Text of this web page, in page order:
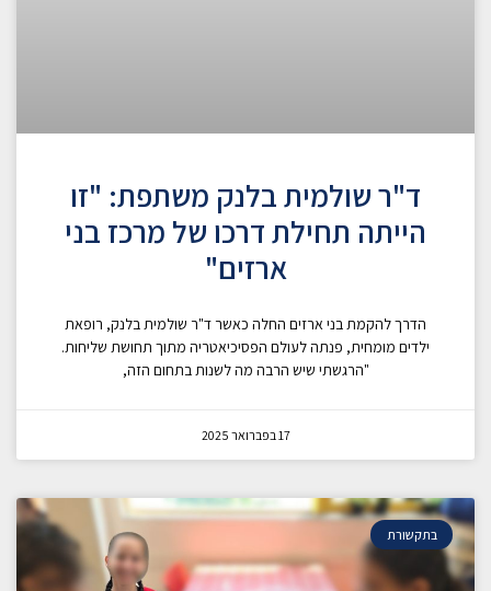
ד"ר שולמית בלנק משתפת: "זו
הייתה תחילת דרכו של מרכז בני
ארזים"
הדרך להקמת בני ארזים החלה כאשר ד"ר שולמית בלנק, רופאת
ילדים מומחית, פנתה לעולם הפסיכיאטריה מתוך תחושת שליחות.
"הרגשתי שיש הרבה מה לשנות בתחום הזה,
17 בפברואר 2025
בתקשורת